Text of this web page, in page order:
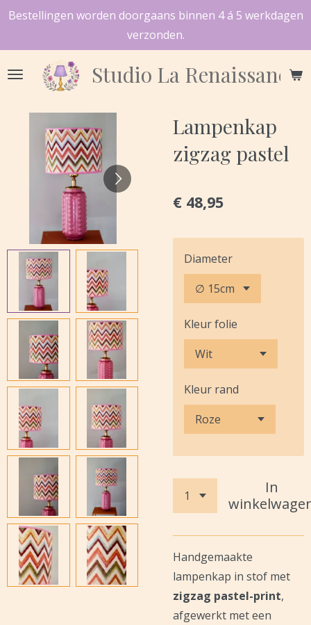
Ga
de
hoofdinhoud
Studio La Renaissance
Bestellingen worden doorgaans binnen 4 á 5 werkdagen
verzonden.
Lampenkap
zigzag pastel
€ 48,95
Diameter
Kleur folie
Kleur rand
In
Handgemaakte
lampenkap in stof met
zigzag pastel-print,
afgewerkt met een